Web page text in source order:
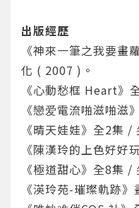
您將收到一封
系統偵測到
出版經歷
《神來一筆之我要畫
化 ( 2007 )。
《心動愁框 Heart》
《戀爱電流啪滋啪滋
《晴天娃娃》全2集
《陳漢玲的上色好好
《極道甜心》全8集
《渶玲苑-璀璨軌跡